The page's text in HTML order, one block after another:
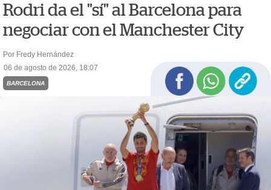
Rodri da el "sí" al Barcelona para
negociar con el Manchester City
Por Fredy Hernández
06 de agosto de 2026, 18:07
BARCELONA